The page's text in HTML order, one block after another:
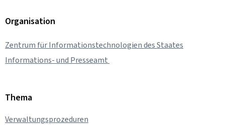
Organisation
Zentrum für Informationstechnologien des Staates
Informations- und Presseamt
Thema
Verwaltungsprozeduren